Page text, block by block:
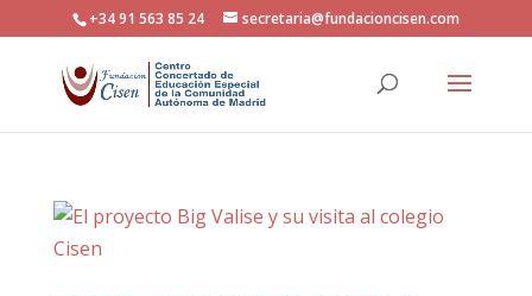
+34 91 563 85 24 secretaria@fundacioncisen.com